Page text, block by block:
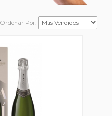
Ordenar Por: